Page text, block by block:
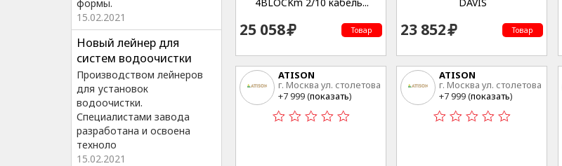
формы.
15.02.2021
Новый лейнер для
систем водоочистки
Производством лейнеров
для установок
водоочистки.
Специалистами завода
разработана и освоена
техноло
15.02.2021
25 058 Товар 23 852 Товар
ATISON
г. Москва ул. столетова
15
+7 999 (показать)
ATISON
г. Москва ул. столетова
15
+7 999 (показать)